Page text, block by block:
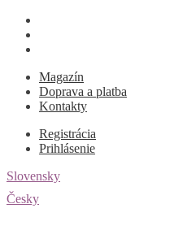
Magazín
Doprava a platba
Kontakty
Registrácia
Prihlásenie
Slovensky
Česky